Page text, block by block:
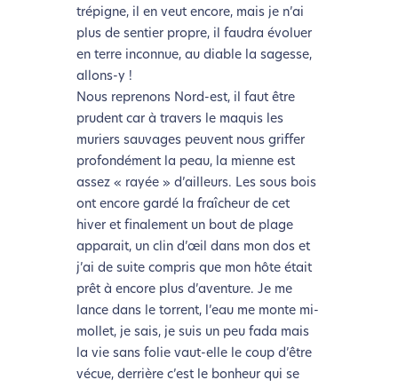
trépigne, il en veut encore, mais je n’ai
plus de sentier propre, il faudra évoluer
en terre inconnue, au diable la sagesse,
allons-y !
Nous reprenons Nord-est, il faut être
prudent car à travers le maquis les
muriers sauvages peuvent nous griffer
profondément la peau, la mienne est
assez « rayée » d’ailleurs. Les sous bois
ont encore gardé la fraîcheur de cet
hiver et finalement un bout de plage
apparait, un clin d’œil dans mon dos et
j’ai de suite compris que mon hôte était
prêt à encore plus d’aventure. Je me
lance dans le torrent, l’eau me monte mi-
mollet, je sais, je suis un peu fada mais
la vie sans folie vaut-elle le coup d’être
vécue, derrière c’est le bonheur qui se